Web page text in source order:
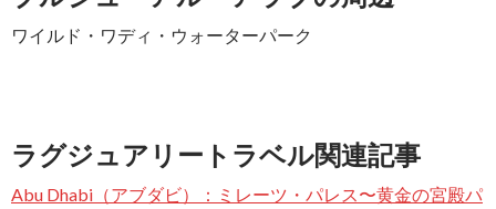
ワイルド・ワディ・ウォーターパーク
ラグジュアリートラベル関連記事
Abu Dhabi（アブダビ）：ミレーツ・パレス〜黄金の宮殿パ